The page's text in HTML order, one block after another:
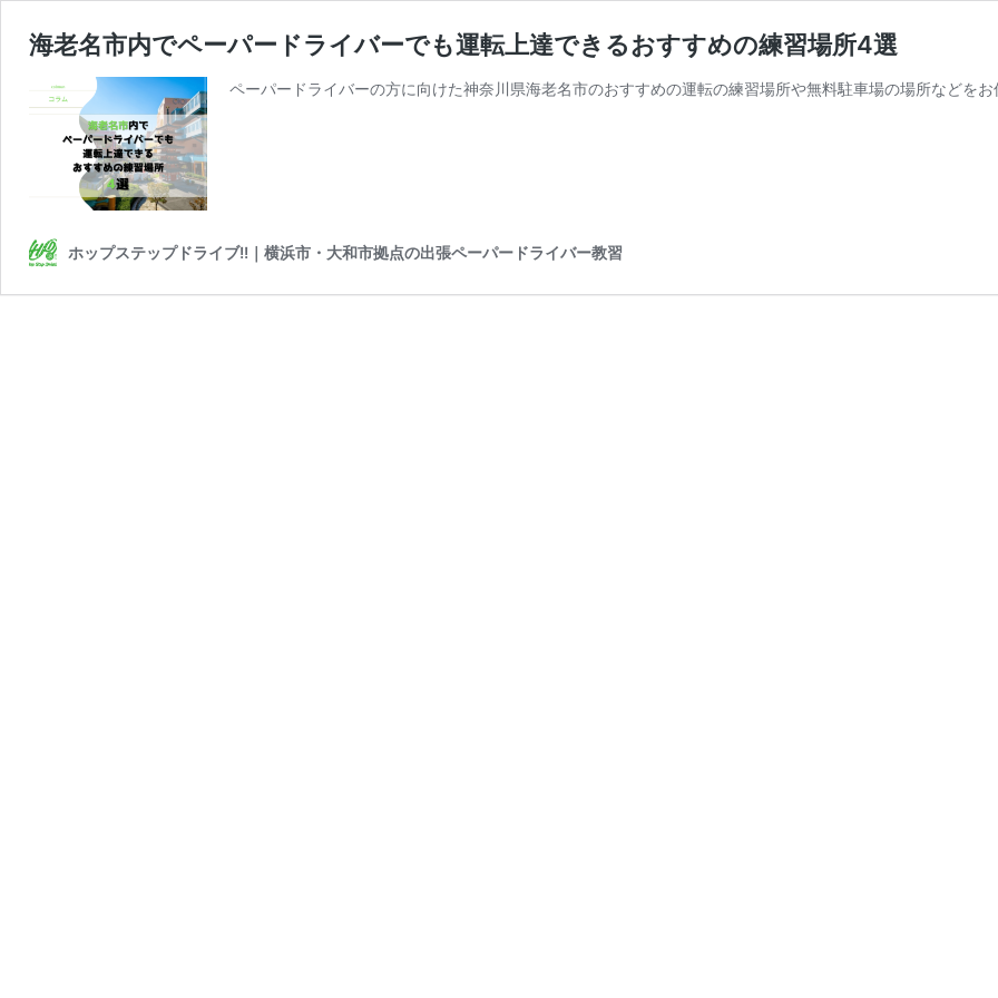
海老名市内でペーパードライバーでも運転上達できるおすすめの練習場所4選
ペーパードライバーの方に向けた神奈川県海老名市のおすすめの運転の練習場所や無料駐車場の場所などをお
ホップステップドライブ!!｜横浜市・大和市拠点の出張ペーパードライバー教習